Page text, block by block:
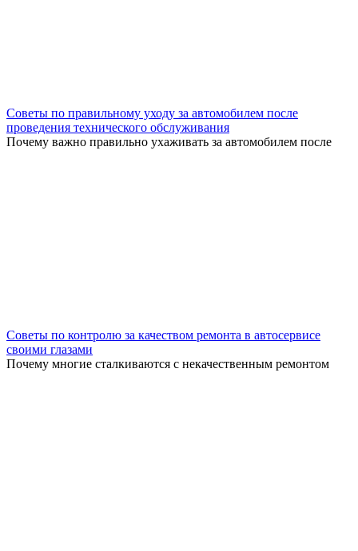
Советы по правильному уходу за автомобилем после
проведения технического обслуживания
Почему важно правильно ухаживать за автомобилем после
Советы по контролю за качеством ремонта в автосервисе
своими глазами
Почему многие сталкиваются с некачественным ремонтом